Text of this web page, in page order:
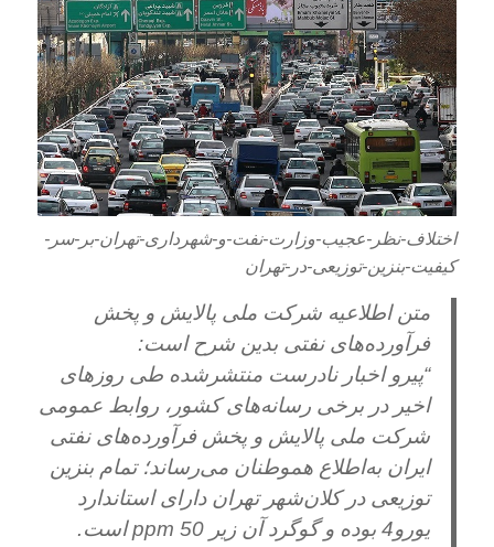
اختلاف-نظر-عجیب-وزارت-نفت-و-شهرداری-تهران-بر-سر-
کیفیت-بنزین-توزیعی-در-تهران
متن اطلاعیه شرکت ملی پالایش و پخش
فرآورده‌های نفتی بدین شرح است:
“پیرو اخبار ‌نادرست منتشرشده طی روزهای
اخیر در برخی رسانه‌های کشور، روابط عمومی
شرکت ملی پالایش و پخش فرآورده‌های نفتی
ایران به‌اطلاع هموطنان می‌رساند؛ تمام بنزین
توزیعی در کلان‌شهر تهران دارای استاندارد
یورو4 بوده و گوگرد آن زیر 50 ppm است.